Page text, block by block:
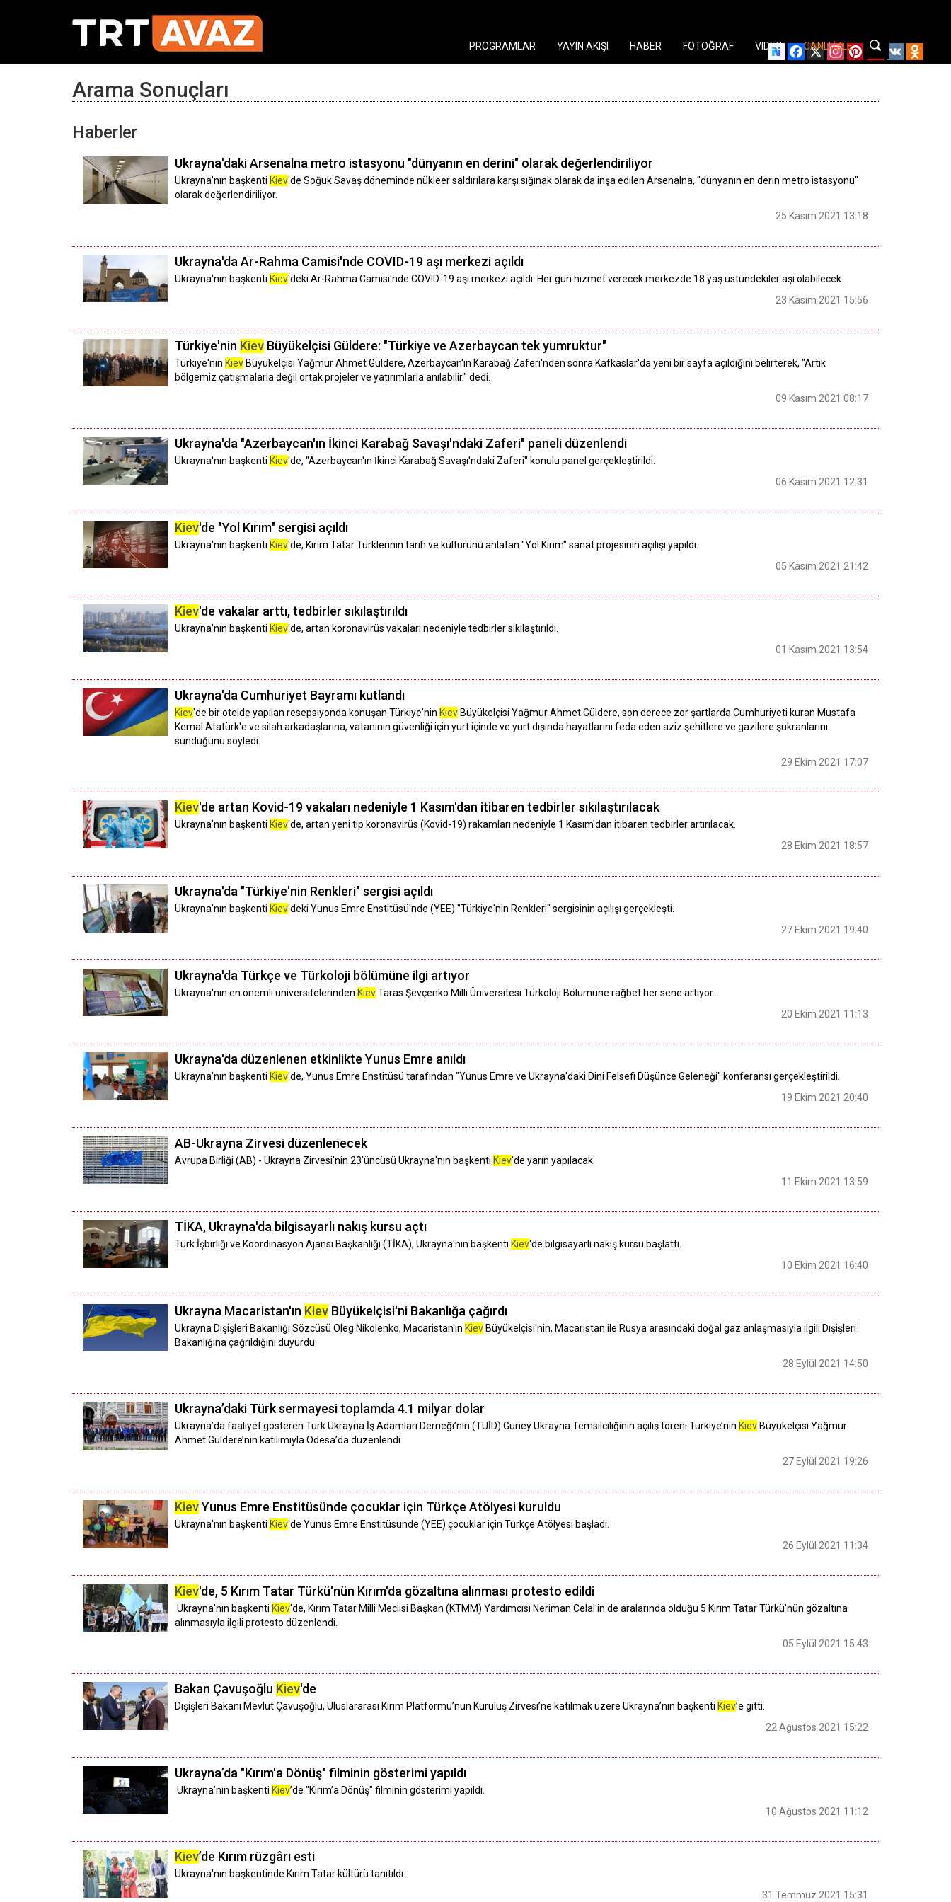
Facebook
X Instagram
PinterestYouTube
VK
PROGRAMLAR YAYIN AKIŞI HABER FOTOĞRAF VIDEO CANLI İZLE
Arama Sonuçları
Haberler
Ukrayna'daki Arsenalna metro istasyonu "dünyanın en derini" olarak değerlendiriliyor
Ukrayna'nın başkenti Kiev'de Soğuk Savaş döneminde nükleer saldırılara karşı sığınak olarak da inşa edilen Arsenalna, "dünyanın en derin metro istasyonu"
olarak değerlendiriliyor.
25 Kasım 2021 13:18
Ukrayna'da Ar-Rahma Camisi'nde COVID-19 aşı merkezi açıldı
Ukrayna'nın başkenti Kiev'deki Ar-Rahma Camisi'nde COVID-19 aşı merkezi açıldı. Her gün hizmet verecek merkezde 18 yaş üstündekiler aşı olabilecek.
23 Kasım 2021 15:56
Türkiye'nin Kiev Büyükelçisi Güldere: "Türkiye ve Azerbaycan tek yumruktur"
Türkiye'nin KievBüyükelçisi Yağmur Ahmet Güldere, Azerbaycan'ın Karabağ Zaferi'nden sonra Kafkaslar'da yeni bir sayfa açıldığını belirterek, "Artık
bölgemiz çatışmalarla değil ortak projeler ve yatırımlarla anılabilir." dedi.
09 Kasım 2021 08:17
Ukrayna'da "Azerbaycan'ın İkinci Karabağ Savaşı'ndaki Zaferi" paneli düzenlendi
Ukrayna'nın başkenti Kiev'de, "Azerbaycan'ın İkinci Karabağ Savaşı'ndaki Zaferi" konulu panel gerçekleştirildi.
06 Kasım 2021 12:31
Kiev'de "Yol Kırım" sergisi açıldı
Ukrayna'nın başkenti Kiev'de, Kırım Tatar Türklerinin tarih ve kültürünü anlatan "Yol Kırım" sanat projesinin açılışı yapıldı.
05 Kasım 2021 21:42
Kiev'de vakalar arttı, tedbirler sıkılaştırıldı
Ukrayna'nın başkenti Kiev'de, artan koronavirüs vakaları nedeniyle tedbirler sıkılaştırıldı.
01 Kasım 2021 13:54
Ukrayna'da Cumhuriyet Bayramı kutlandı
Kiev'de bir otelde yapılan resepsiyonda konuşan Türkiye'nin Kiev Büyükelçisi Yağmur Ahmet Güldere, son derece zor şartlarda Cumhuriyeti kuran Mustafa
Kemal Atatürk'e ve silah arkadaşlarına, vatanının güvenliği için yurt içinde ve yurt dışında hayatlarını feda eden aziz şehitlere ve gazilere şükranlarını
sunduğunu söyledi.
29 Ekim 2021 17:07
Kiev'de artan Kovid-19 vakaları nedeniyle 1 Kasım'dan itibaren tedbirler sıkılaştırılacak
Ukrayna'nın başkenti Kiev'de, artan yeni tip koronavirüs (Kovid-19) rakamları nedeniyle 1 Kasım'dan itibaren tedbirler artırılacak.
28 Ekim 2021 18:57
Ukrayna'da "Türkiye'nin Renkleri" sergisi açıldı
Ukrayna'nın başkenti Kiev'deki Yunus Emre Enstitüsü'nde (YEE) "Türkiye'nin Renkleri" sergisinin açılışı gerçekleşti.
27 Ekim 2021 19:40
Ukrayna'da Türkçe ve Türkoloji bölümüne ilgi artıyor
Ukrayna'nın en önemli üniversitelerinden KievTaras Şevçenko Milli Üniversitesi Türkoloji Bölümüne rağbet her sene artıyor.
20 Ekim 2021 11:13
Ukrayna'da düzenlenen etkinlikte Yunus Emre anıldı
Ukrayna'nın başkenti Kiev'de, Yunus Emre Enstitüsü tarafından "Yunus Emre ve Ukrayna'daki Dini Felsefi Düşünce Geleneği" konferansı gerçekleştirildi.
19 Ekim 2021 20:40
AB-Ukrayna Zirvesi düzenlenecek
Avrupa Birliği (AB) - Ukrayna Zirvesi'nin 23'üncüsü Ukrayna'nın başkenti Kiev'de yarın yapılacak.
11 Ekim 2021 13:59
TİKA, Ukrayna'da bilgisayarlı nakış kursu açtı
Türk İşbirliği ve Koordinasyon Ajansı Başkanlığı (TİKA), Ukrayna'nın başkenti Kiev'de bilgisayarlı nakış kursu başlattı.
10 Ekim 2021 16:40
Ukrayna Macaristan'ın Kiev Büyükelçisi'ni Bakanlığa çağırdı
Ukrayna Dışişleri Bakanlığı Sözcüsü Oleg Nikolenko, Macaristan'ın Kiev Büyükelçisi'nin, Macaristan ile Rusya arasındaki doğal gaz anlaşmasıyla ilgili Dışişleri
Bakanlığına çağrıldığını duyurdu.
28 Eylül 2021 14:50
Ukrayna’daki Türk sermayesi toplamda 4.1 milyar dolar
Ukrayna’da faaliyet gösteren Türk Ukrayna İş Adamları Derneği’nin (TUİD) Güney Ukrayna Temsilciliğinin açılış töreni Türkiye’nin Kiev Büyükelçisi Yağmur
Ahmet Güldere’nin katılımıyla Odesa’da düzenlendi.
27 Eylül 2021 19:26
KievYunus Emre Enstitüsünde çocuklar için Türkçe Atölyesi kuruldu
Ukrayna'nın başkenti Kiev'de Yunus Emre Enstitüsünde (YEE) çocuklar için Türkçe Atölyesi başladı.
26 Eylül 2021 11:34
Kiev'de, 5 Kırım Tatar Türkü'nün Kırım'da gözaltına alınması protesto edildi
Ukrayna'nın başkenti Kiev'de, Kırım Tatar Milli Meclisi Başkan (KTMM) Yardımcısı Neriman Celal'in de aralarında olduğu 5 Kırım Tatar Türkü'nün gözaltına
alınmasıyla ilgili protesto düzenlendi.
05 Eylül 2021 15:43
Bakan Çavuşoğlu Kiev'de
Dışişleri Bakanı Mevlüt Çavuşoğlu, Uluslararası Kırım Platformu’nun Kuruluş Zirvesi’ne katılmak üzere Ukrayna’nın başkenti Kiev’e gitti.
22 Ağustos 2021 15:22
Ukrayna’da "Kırım'a Dönüş" filminin gösterimi yapıldı
Ukrayna’nın başkenti Kiev’de "Kırım’a Dönüş" filminin gösterimi yapıldı.
10 Ağustos 2021 11:12
Kiev’de Kırım rüzgârı esti
Ukrayna'nın başkentinde Kırım Tatar kültürü tanıtıldı.
31 Temmuz 2021 15:31